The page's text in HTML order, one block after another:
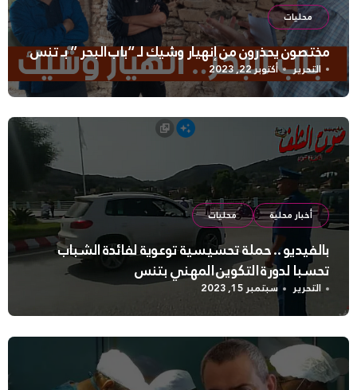
محليات
مختصون يحذرون من إنهيار وشيك لـ “باب البحر ” بـ تنس
التحرير أكتوبر 22, 2023
أخبار محلية محليات
بالفيديو .. حملة تحسيسية توعوية لفائدة الشباب
تحسبا لدورة التكوين المهني بتنس
التحرير سبتمبر 15, 2023